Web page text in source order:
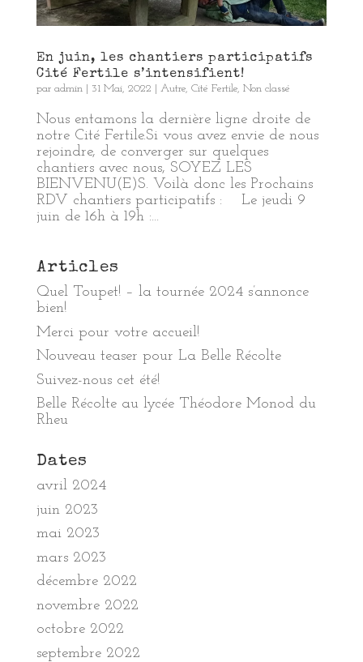
En juin, les chantiers participatifs
Cité Fertile s’intensifient!
par admin| 31 Mai, 2022 Autre, Cité Fertile, Non classé
Nous entamons la dernière ligne droite de
notre Cité Fertile.Si vous avez envie de nous
rejoindre, de converger sur quelques
chantiers avec nous, SOYEZ LES
BIENVENU(E)S. Voilà donc les Prochains
RDV chantiers participatifs : Le jeudi 9
juin de 16h à 19h :...
Articles
Quel Toupet! – la tournée 2024 s’annonce
bien!
Merci pour votre accueil!
Nouveau teaser pour La Belle Récolte
Suivez-nous cet été!
Belle Récolte au lycée Théodore Monod du
Rheu
Dates
avril 2024
juin 2023
mai 2023
mars 2023
décembre 2022
novembre 2022
octobre 2022
septembre 2022